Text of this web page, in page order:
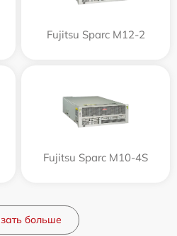
Fujitsu Sparc M12-2
Fujitsu Sparc M10-4S
больше